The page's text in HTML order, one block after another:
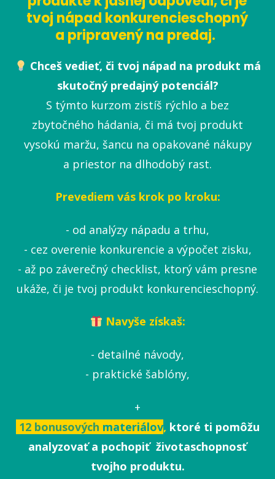
tvoj nápad konkurencieschopný
a pripravený na predaj.
Chceš vedieť, či tvoj nápad na produkt má
skutočný predajný potenciál?
S týmto kurzom zistíš rýchlo a bez
zbytočného hádania, či má tvoj produkt
vysokú maržu, šancu na opakované nákupy
a priestor na dlhodobý rast.
Prevediem vás krok po kroku:
- od analýzy nápadu a trhu,
- cez overenie konkurencie a výpočet zisku,
- až po záverečný checklist, ktorý vám presne
ukáže, či je tvoj produkt konkurencieschopný.
Navyše získaš:
- detailné návody,
- praktické šablóny,
+
12 bonusových materiálov, ktoré ti pomôžu
analyzovať a pochopiť životaschopnosť
tvojho produktu.